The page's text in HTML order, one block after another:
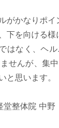
がかなりポイ
を向ける様
はなく、ヘ
せんが、集
と思います。
堂整体院 中野